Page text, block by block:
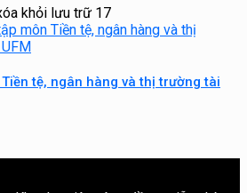
khỏi lưu trữ 17
tệ, ngân hàng và thị trường tài